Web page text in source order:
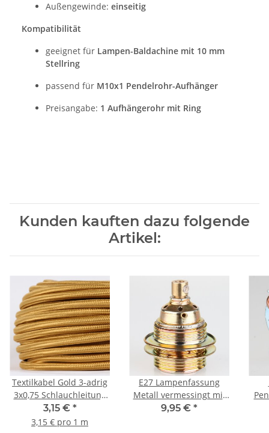
Außengewinde: einseitig
Kompatibilität
geeignet für Lampen-Baldachine mit 10 mm
Stellring
passend für M10x1 Pendelrohr-Aufhänger
Preisangabe: 1 Aufhängerohr mit Ring
Kunden kauften dazu folgende
Artikel:
Textilkabel Gold 3-adrig
3x0,75 Schlauchleitung
3G 0,75 H03VV-F
textilummantelt
3,15 € *
3,15 € pro 1 m
E27 Lampenfassung
Metall vermessingt mit
Zugentlastung 2
9,95 € *